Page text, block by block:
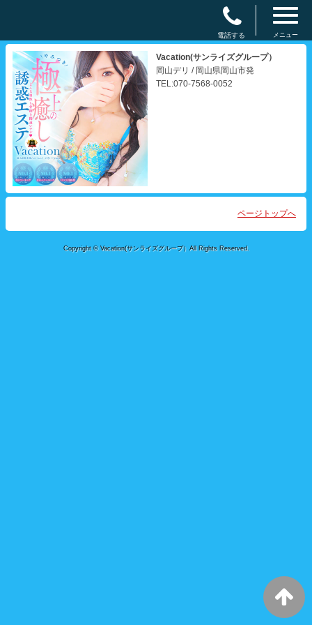
電話する メニュー
Vacation(サンライズグループ）
岡山デリ / 岡山県岡山市発
TEL:070-7568-0052
ページトップへ
Copyright © Vacation(サンライズグループ）All Rights Reserved.